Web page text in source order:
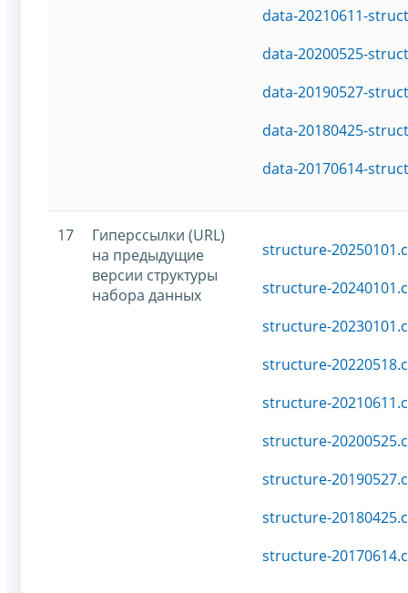
data-20210611-
data-20200525-
data-20190527-
data-20180425-
data-20170614-
17
Гиперссылки (URL)
на предыдущие
версии структуры
набора данных
structure-
structure-
structure-
structure-
structure-
structure-
structure-
structure-
structure-